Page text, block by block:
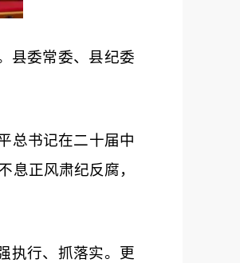
县委常委、县纪委
总书记在二十届中
息正风肃纪反腐，
执行、抓落实。更